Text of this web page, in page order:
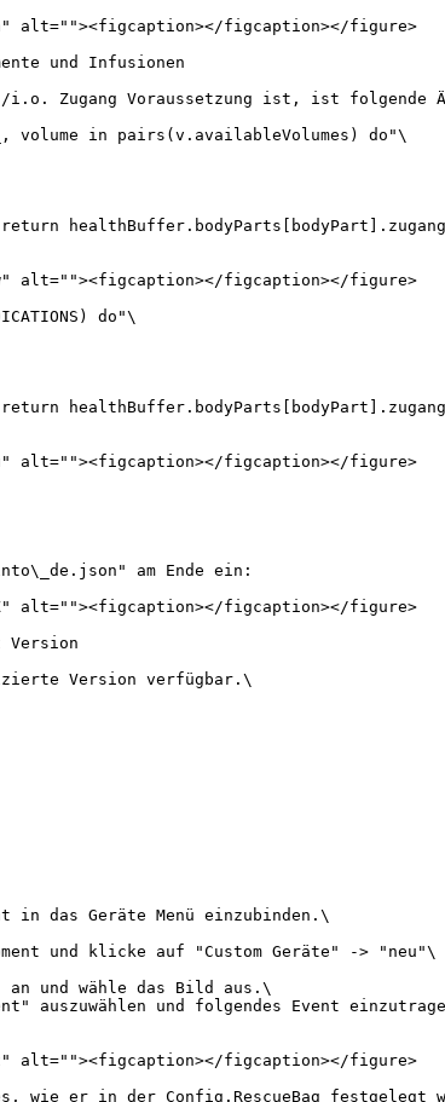
alt=""><figcaption></figcaption></figure>
und Infusionen
Zugang Voraussetzung ist, ist folgende
in pairs(v.availableVolumes) do"\
alt=""><figcaption></figcaption></figure>
do"\
alt=""><figcaption></figcaption></figure>
am Ende ein:
alt=""><figcaption></figcaption></figure>
Version verfügbar.\
in das Geräte Menü einzubinden.\
und klicke auf "Custom Geräte" -> "neu"\
an und wähle das Bild aus.\
auszuwählen und folgendes Event
alt=""><figcaption></figcaption></figure>
wie er in der Config.RescueBag